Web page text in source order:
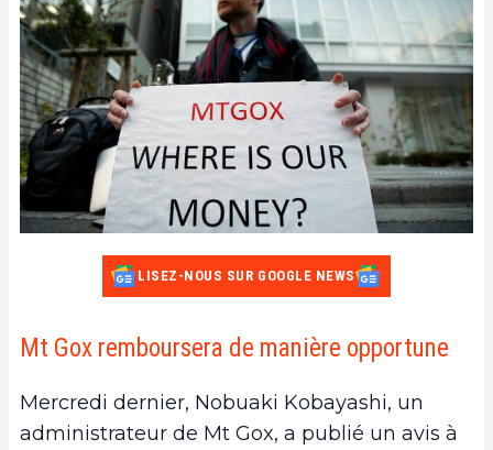
LISEZ-NOUS SUR GOOGLE NEWS
Mt Gox remboursera de manière opportune
Mercredi dernier, Nobuaki Kobayashi, un
administrateur de Mt Gox, a publié un avis à